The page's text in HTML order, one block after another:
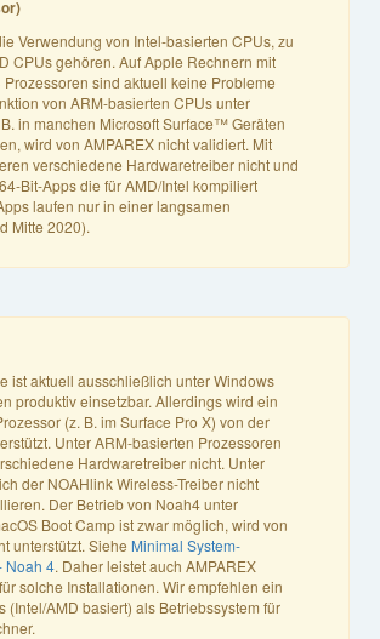
Verwendung von Intel-basierten CPUs, zu
CPUs gehören. Auf Apple Rechnern mit
Prozessoren sind aktuell keine Probleme
von ARM-basierten CPUs unter
in manchen Microsoft Surface™ Geräten
wird von AMPAREX nicht validiert. Mit
verschiedene Hardwaretreiber nicht und
Bit-Apps die für AMD/Intel kompiliert
laufen nur in einer langsamen
Mitte 2020).
ist aktuell ausschließlich unter Windows
produktiv einsetzbar. Allerdings wird ein
(z. B. im Surface Pro X) von der
Unter ARM-basierten Prozessoren
Hardwaretreiber nicht. Unter
der NOAHlink Wireless-Treiber nicht
Der Betrieb von Noah4 unter
Boot Camp ist zwar möglich, wird von
unterstützt. Siehe Minimal System-
Noah 4. Daher leistet auch AMPAREX
solche Installationen. Wir empfehlen ein
(Intel/AMD basiert) als Betriebssystem für